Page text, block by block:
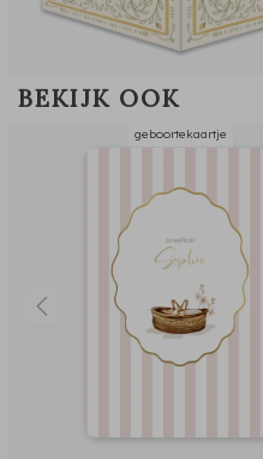
BEKIJK OOK
geboortekaartje